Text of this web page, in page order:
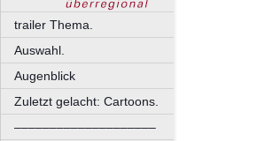
trailer Thema.
Auswahl.
Augenblick
Zuletzt gelacht: Cartoons.
––––––––––––––––––––